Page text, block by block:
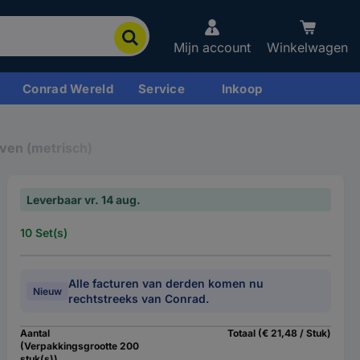
Mijn account Winkelwagen
Conrad Wereld Service Inkoop
(metrisch)
Leverbaar vr. 14 aug.
10 Set(s)
Nieuw
Alle facturen van derden komen nu
rechtstreeks van Conrad.
Aantal
(Verpakkingsgrootte 200
Totaal (€ 21,48 / Stuk)